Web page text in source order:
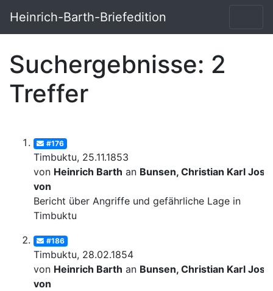
Heinrich-Barth-Briefedition
Suchergebnisse: 2
Treffer
#176
Timbuktu, 25.11.1853
von Heinrich Barth an Bunsen, Christian Karl
von
Bericht über Angriffe und gefährliche Lage in
Timbuktu
#186
Timbuktu, 28.02.1854
von Heinrich Barth an Bunsen, Christian Karl
von